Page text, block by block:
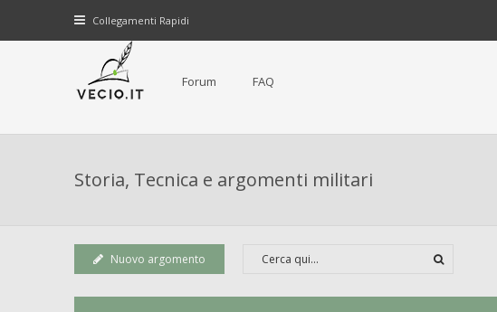
Collegamenti Rapidi
Forum FAQ
Storia, Tecnica e argomenti militari
Nuovo argomento